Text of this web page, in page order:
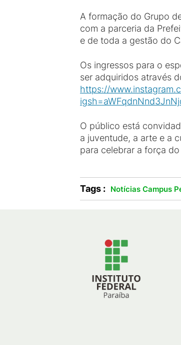
A formação do Grupo
com a parceria da
e de toda a gestão do
Os ingressos para o
ser adquiridos através
https://
O público está
a juventude, a arte e a
para celebrar a força
Tags : Notícias Campus